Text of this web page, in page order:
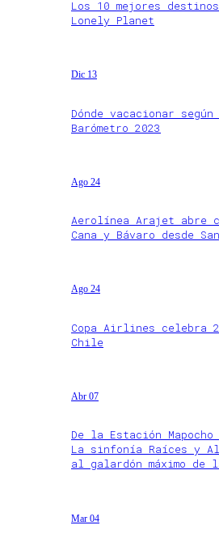
Los 10 mejores
Lonely Planet
Dic 13
Dónde vacacionar
Barómetro 2023
Ago 24
Aerolínea Arajet abre
Cana y Bávaro desde
Ago 24
Copa Airlines celebra
Chile
Abr 07
De la Estación Mapocho
La sinfonía Raíces y
al galardón máximo de
Mar 04